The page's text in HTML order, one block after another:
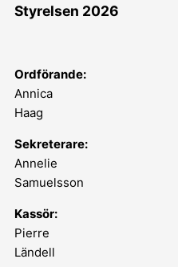
Styrelsen 2026
Ordförande:
Annica
Haag
Sekreterare:
Annelie
Samuelsson
Kassör:
Pierre
Ländell